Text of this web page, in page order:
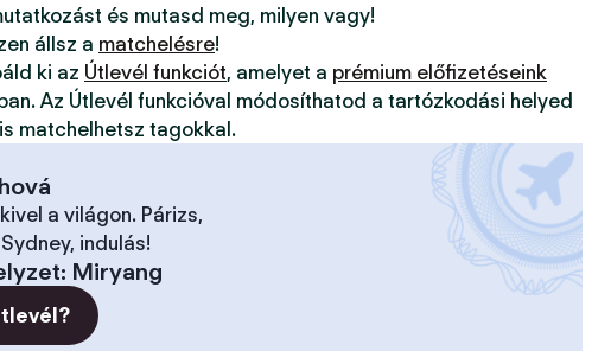
és mutasd meg, milyen vagy!
állsz a matchelésre!
ki az Útlevél funkciót, amelyet a prémium előfizetéseink
Az Útlevél funkcióval módosíthatod a tartózkodási helyed
matchelhetsz tagokkal.
a világon. Párizs,
indulás!
: Miryang